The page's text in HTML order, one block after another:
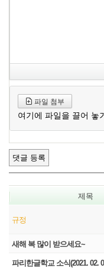
파일 첨부
여기에 파일을 끌어 놓
제목
규정
새해 복 많이 받으세요~
파리한글학교 소식(2021. 02.